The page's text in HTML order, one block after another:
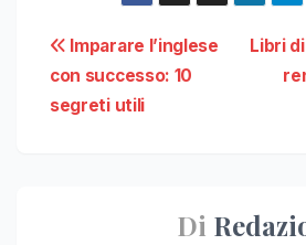
Navigazione
articoli
Libri
Imparare l’inglese
con successo: 10
segreti utili
Di